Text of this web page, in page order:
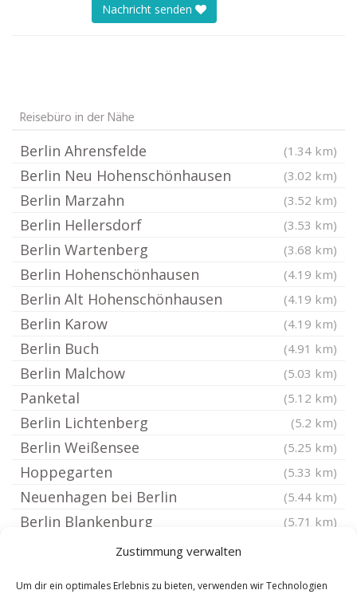
Zustimmung verwalten
Um dir ein optimales Erlebnis zu bieten, verwenden wir Technologien
Nachricht senden
Reisebüro in der Nähe
Berlin Ahrensfelde (1.34 km)
Berlin Neu Hohenschönhausen (3.02 km)
Berlin Marzahn (3.52 km)
Berlin Hellersdorf (3.53 km)
Berlin Wartenberg (3.68 km)
Berlin Hohenschönhausen (4.19 km)
Berlin Alt Hohenschönhausen (4.19 km)
Berlin Karow (4.19 km)
Berlin Buch (4.91 km)
Berlin Malchow (5.03 km)
Panketal (5.12 km)
Berlin Lichtenberg (5.2 km)
Berlin Weißensee (5.25 km)
Hoppegarten (5.33 km)
Neuenhagen bei Berlin (5.44 km)
Berlin Blankenburg (5.71 km)
Berlin Heinersdorf